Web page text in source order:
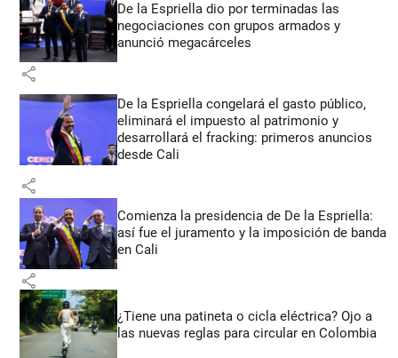
De la Espriella dio por terminadas las
negociaciones con grupos armados y
anunció megacárceles
share
De la Espriella congelará el gasto público,
eliminará el impuesto al patrimonio y
desarrollará el fracking: primeros anuncios
desde Cali
share
Comienza la presidencia de De la Espriella:
así fue el juramento y la imposición de banda
en Cali
share
¿Tiene una patineta o cicla eléctrica? Ojo a
las nuevas reglas para circular en Colombia